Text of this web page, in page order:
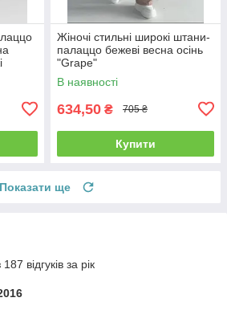
Жіночі стильні широкі штани-
палаццо бежеві весна осінь
"Grape"
В наявності
634,50 ₴ 705 ₴
Купити
Показати ще
відгуків за рік